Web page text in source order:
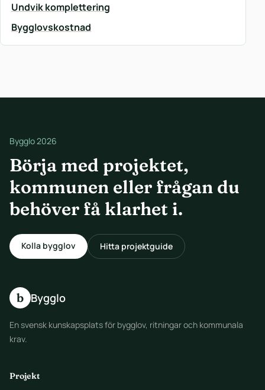
Undvik komplettering
Bygglovskostnad
Bygglo 2026
Börja med projektet,
kommunen eller frågan du
behöver få klarhet i.
Kolla bygglov Hitta projektguide
b Bygglo
En svensk kunskapsplats för bygglov, ritningar och kommunala
krav.
Projekt